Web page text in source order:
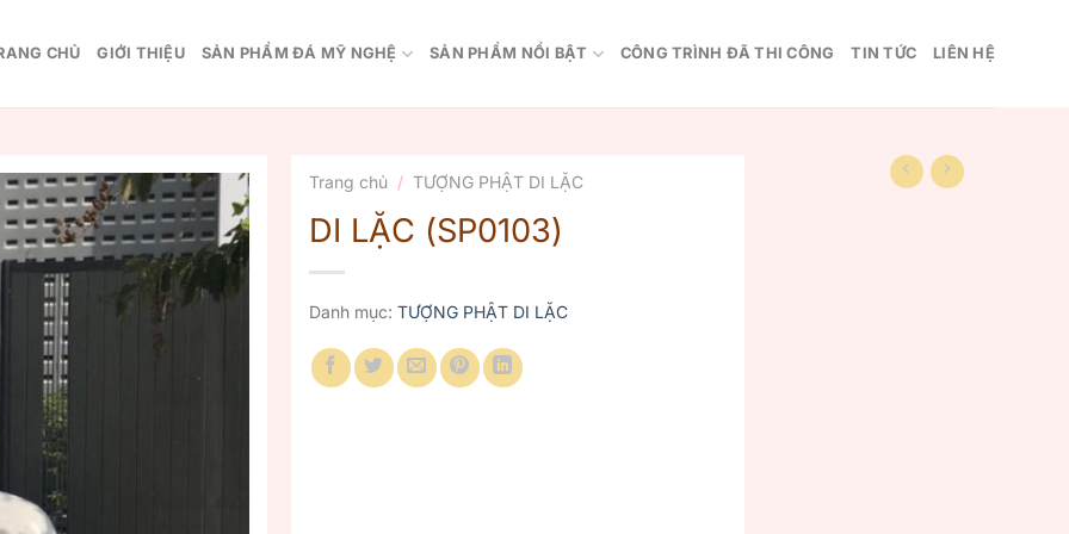
CHỦ GIỚI THIỆU SẢN PHẨM ĐÁ MỸ NGHỆ SẢN PHẨM NỔI BẬT CÔNG TRÌNH ĐÃ THI CÔNG TIN TỨC LIÊN HỆ
Trang chủ / TƯỢNG PHẬT DI LẶC
DI LẶC (SP0103)
Danh mục: TƯỢNG PHẬT DI LẶC